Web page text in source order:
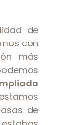
de
con
más
de